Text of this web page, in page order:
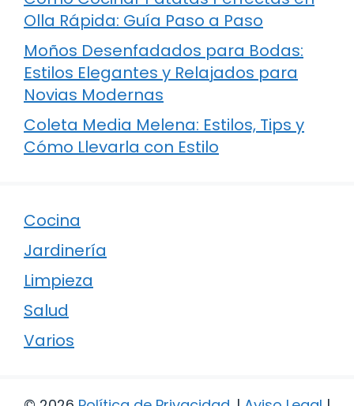
Olla Rápida: Guía Paso a Paso
Moños Desenfadados para Bodas:
Estilos Elegantes y Relajados para
Novias Modernas
Coleta Media Melena: Estilos, Tips y
Cómo Llevarla con Estilo
Cocina
Jardinería
Limpieza
Salud
Varios